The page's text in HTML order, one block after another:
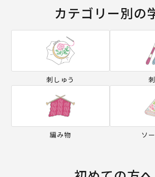
カテゴリー別の
刺しゅう
編み物 ソ